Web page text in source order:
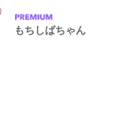
もちしばちゃん